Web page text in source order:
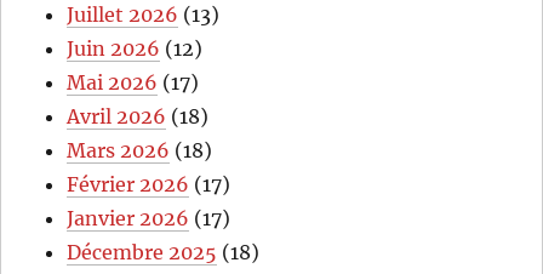
Juillet 2026 (13)
Juin 2026 (12)
Mai 2026 (17)
Avril 2026 (18)
Mars 2026 (18)
Février 2026 (17)
Janvier 2026 (17)
Décembre 2025 (18)